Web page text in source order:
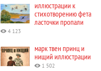
иллюстрации к
стихотворению фета
ласточки пропали
4 123
марк твен принц и
нищий иллюстрации
1 502